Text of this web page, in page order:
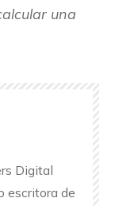
una
Digital
escritora de